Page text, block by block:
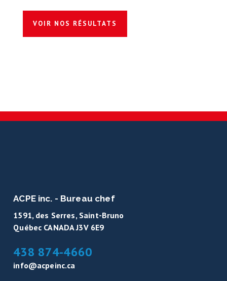
VOIR NOS RÉSULTATS
ACPE inc. - Bureau chef
1591, des Serres, Saint-Bruno
Québec CANADA J3V 6E9
438 874-4660
info@acpeinc.ca